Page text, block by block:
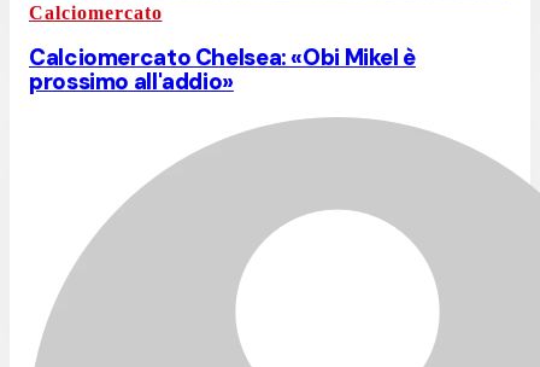
Calciomercato
Calciomercato Chelsea: «Obi Mikel è
prossimo all'addio»